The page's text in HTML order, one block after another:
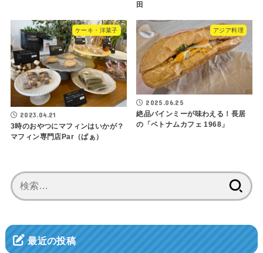
田
ケーキ・洋菓子
2023.04.21
3時のおやつにマフィンはいかが？
マフィン専門店Par（ぱぁ）
アジア料理
2025.06.25
絶品バインミーが味わえる！長居
の「ベトナムカフェ 1968」
索:
最近の投稿